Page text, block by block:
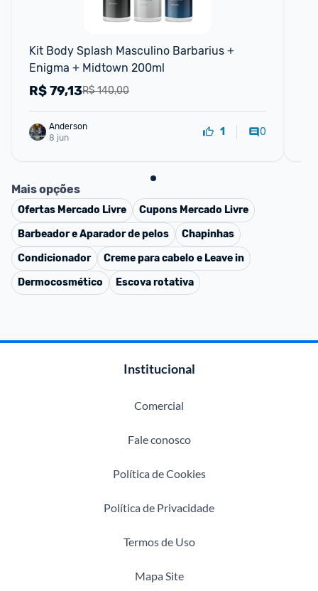
Kit Body Splash Masculino Barbarius +
Enigma + Midtown 200ml
R$ 140,00
R$79,13
Anderson
8 jun
1 0
Mais opções
Ofertas Mercado Livre Cupons Mercado Livre
Barbeador e Aparador de pelos
Chapinhas
Condicionador
Creme para cabelo e Leave in
Dermocosmético
Escova rotativa
Institucional
Comercial
Fale conosco
Política de Cookies
Política de Privacidade
Termos de Uso
Mapa Site